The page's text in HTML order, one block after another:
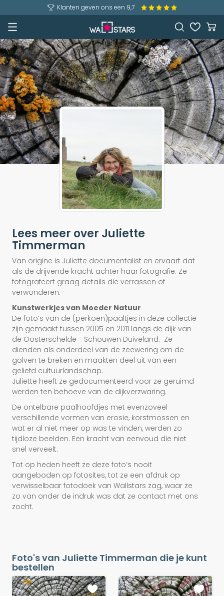
Klanten geven ons een 9,7
Lees meer over Juliette
Timmerman
Van origine is Juliette documentalist en ervaart dat
als de drijvende kracht achter haar fotografie. Ze
fotografeert graag details die verrassen of
verwonderen.
Kunstwerkjes van Moeder Natuur
De foto’s van de (perkoen)paaltjes in deze collectie
zijn gemaakt tussen 2005 en 2011 langs de dijk van
de Oosterschelde - Schouwen Duiveland. Ze
dienden als onderdeel van de zeewering om de
golven te breken en maakten deel uit van een
geliefd cultuurlandschap.
Juliette heeft ze gedocumenteerd voor ze geruimd
werden ten behoeve van de dijkverzwaring.
De ontelbare paalhoofdjes met evenzoveel
verschillende vormen van erosie, korstmossen en
wat er al niet meer op was te vinden, werden zo
tijdloze beelden. Een kracht van eenvoud die niet
snel verveelt.
Tot op heden heeft ze deze foto’s nooit
aangeboden op fotosites, tot ze een afdruk op
verwisselbaar fotodoek van Wallstars zag, waar ze
zo van onder de indruk was dat ze contact met ons
zocht.
Foto's van Juliette Timmerman die je kunt
bestellen